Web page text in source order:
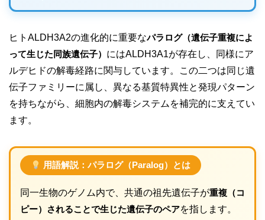
ヒトALDH3A2の進化的に重要なパラログ（遺伝子重複によ
って生じた同族遺伝子） にはALDH3A1が存在し、同様にア
ルデヒドの解毒経路に関与しています。この二つは同じ遺
伝子ファミリーに属し、異なる基質特異性と発現パターン
を持ちながら、細胞内の解毒システムを補完的に支えてい
ます。
用語解説：パラログ（Paralog）とは
同一生物のゲノム内で、共通の祖先遺伝子が重複（コ
ピー）されることで生じた遺伝子のペアを指します。